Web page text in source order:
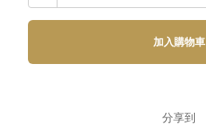
加入購物車
分享到